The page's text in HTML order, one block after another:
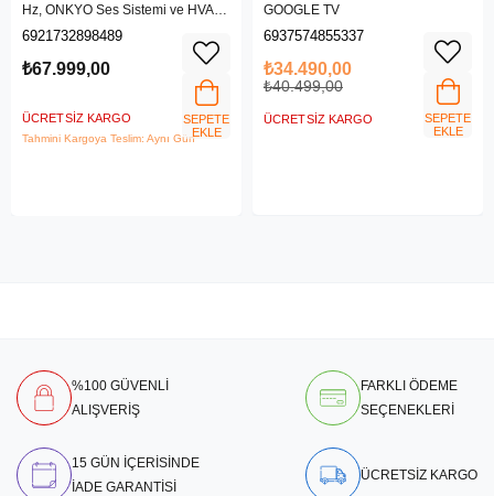
Hz, ONKYO Ses Sistemi ve HVA
Panel
6921732898489
₺67.999,00
ÜCRETSIZ KARGO
Tahmini Kargoya Teslim: Aynı Gün
SEPETE
EKLE
GOOGLE TV
6937574855337
₺34.490,00
₺40.499,00
ÜCRETSIZ KARGO
SEPETE
EKLE
%100 GÜVENLİ
ALIŞVERİŞ
FARKLI ÖDEME
SEÇENEKLERİ
15 GÜN İÇERİSİNDE
İADE GARANTİSİ
ÜCRETSİZ KARGO